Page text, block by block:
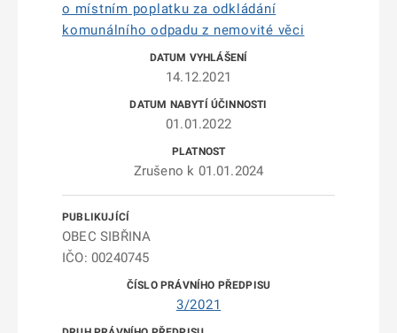
o místním poplatku za odkládání
komunálního odpadu z nemovité věci
14.12.2021
01.01.2022
Zrušeno k 01.01.2024
OBEC SIBŘINA
IČO: 00240745
3/2021